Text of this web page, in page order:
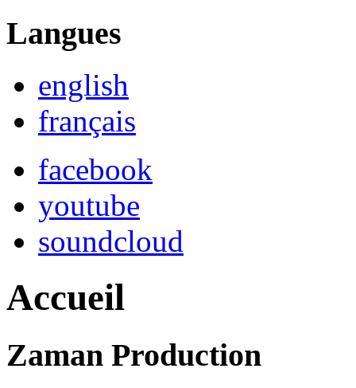
Langues
english
français
facebook
youtube
soundcloud
Accueil
Zaman Production